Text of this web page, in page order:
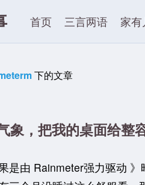
首页 三言两语 家
下的文章
象，把我的桌面给整
果是由 Rainmeter强力驱动